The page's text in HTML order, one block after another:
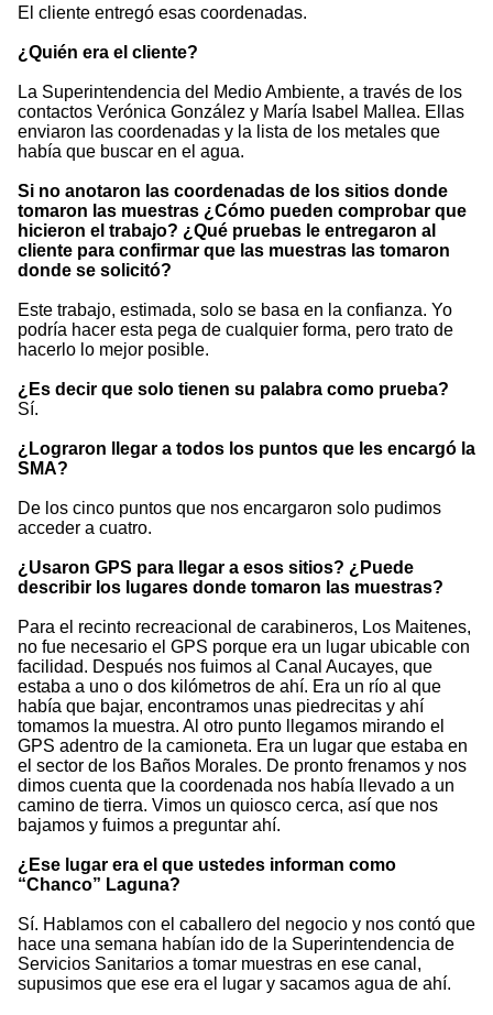
El cliente entregó esas coordenadas.
¿Quién era el cliente?
La Superintendencia del Medio Ambiente, a través de los
contactos Verónica González y María Isabel Mallea. Ellas
enviaron las coordenadas y la lista de los metales que
había que buscar en el agua.
Si no anotaron las coordenadas de los sitios donde
tomaron las muestras ¿Cómo pueden comprobar que
hicieron el trabajo? ¿Qué pruebas le entregaron al
cliente para confirmar que las muestras las tomaron
donde se solicitó?
Este trabajo, estimada, solo se basa en la confianza. Yo
podría hacer esta pega de cualquier forma, pero trato de
hacerlo lo mejor posible.
¿Es decir que solo tienen su palabra como prueba?
Sí.
¿Lograron llegar a todos los puntos que les encargó la
SMA?
De los cinco puntos que nos encargaron solo pudimos
acceder a cuatro.
¿Usaron GPS para llegar a esos sitios? ¿Puede
describir los lugares donde tomaron las muestras?
Para el recinto recreacional de carabineros, Los Maitenes,
no fue necesario el GPS porque era un lugar ubicable con
facilidad. Después nos fuimos al Canal Aucayes, que
estaba a uno o dos kilómetros de ahí. Era un río al que
había que bajar, encontramos unas piedrecitas y ahí
tomamos la muestra. Al otro punto llegamos mirando el
GPS adentro de la camioneta. Era un lugar que estaba en
el sector de los Baños Morales. De pronto frenamos y nos
dimos cuenta que la coordenada nos había llevado a un
camino de tierra. Vimos un quiosco cerca, así que nos
bajamos y fuimos a preguntar ahí.
¿Ese lugar era el que ustedes informan como
“Chanco” Laguna?
Sí. Hablamos con el caballero del negocio y nos contó que
hace una semana habían ido de la Superintendencia de
Servicios Sanitarios a tomar muestras en ese canal,
supusimos que ese era el lugar y sacamos agua de ahí.